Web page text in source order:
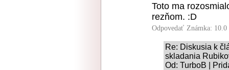
Toto ma
rezňom. :D
Odpovedať Známka: 10.0
Re: Diskusia k
skladania
Od: TurboB |